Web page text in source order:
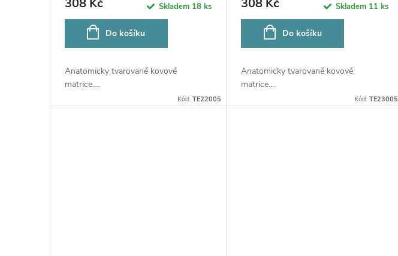
308 Kč Skladem 18 ks
Do košíku
Anatomicky tvarované kovové
matrice....
Kód:TE22005
308 Kč Skladem 11 ks
Do košíku
Anatomicky tvarované kovové
matrice....
Kód: TE23005